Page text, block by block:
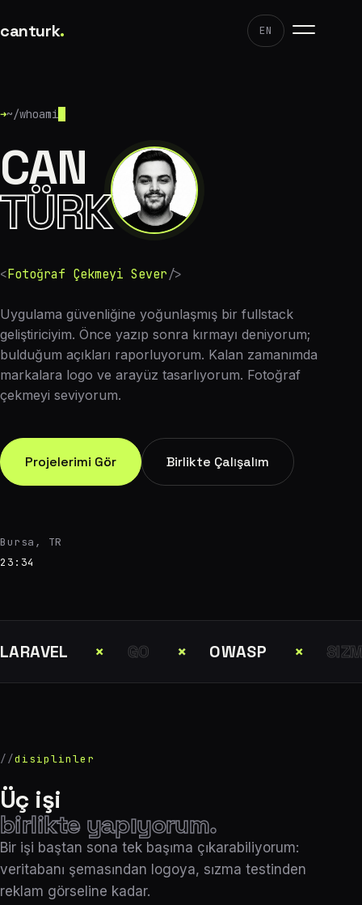
canturk. EN
➜~/whoami
CAN
TÜRK
<Fotoğraf Çekmeyi Sever/>
Uygulama güvenliğine yoğunlaşmış bir fullstack
geliştiriciyim. Önce yazıp sonra kırmayı deniyorum;
bulduğum açıkları raporluyorum. Kalan zamanımda
markalara logo ve arayüz tasarlıyorum. Fotoğraf
çekmeyi seviyorum.
Projelerimi Gör Birlikte Çalışalım
Bursa, TR
23:34
LARAVEL × GO × OWASP ×
disiplinler
Üç işi
birlikte yapıyorum.
Bir işi baştan sona tek başıma çıkarabiliyorum:
veritabanı şemasından logoya, sızma testinden
reklam görseline kadar.